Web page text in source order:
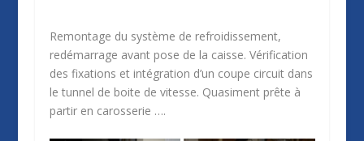
Remontage du système de refroidissement,
redémarrage avant pose de la caisse. Vérification
des fixations et intégration d’un coupe circuit dans
le tunnel de boite de vitesse. Quasiment prête à
partir en carosserie ….